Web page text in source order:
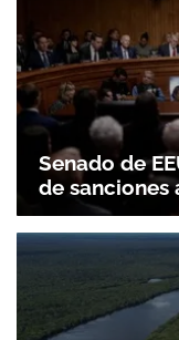
Senado de
de sanciones